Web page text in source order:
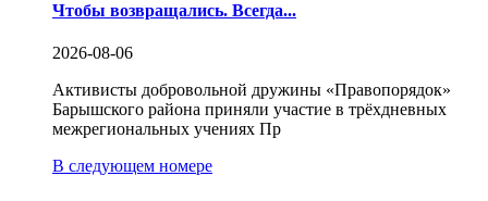
Чтобы возвращались. Всегда...
2026-08-06
Активисты добровольной дружины «Правопорядок»
Барышского района приняли участие в трёхдневных
межрегиональных учениях Пр
В следующем номере